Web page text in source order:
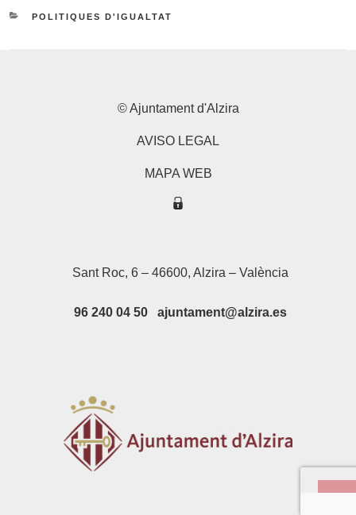
CATEGORIES
POLITIQUES D'IGUALTAT
© Ajuntament d'Alzira
AVISO LEGAL
MAPA WEB
Sant Roc, 6 – 46600, Alzira – València
96 240 04 50 ajuntament@alzira.es